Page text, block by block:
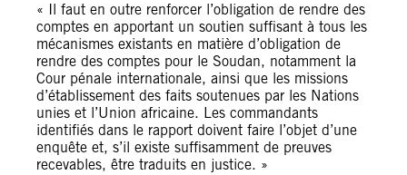
« Il faut en outre renforcer l’obligation de rendre des
comptes en apportant un soutien suffisant à tous les
mécanismes existants en matière d’obligation de
rendre des comptes pour le Soudan, notamment la
Cour pénale internationale, ainsi que les missions
d’établissement des faits soutenues par les Nations
unies et l’Union africaine. Les commandants
identifiés dans le rapport doivent faire l’objet d’une
enquête et, s’il existe suffisamment de preuves
recevables, être traduits en justice. »